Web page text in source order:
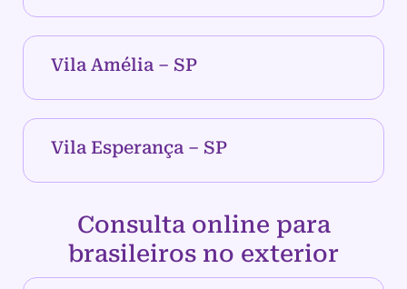
Vila Amélia – SP
Vila Esperança – SP
Consulta online para
brasileiros no exterior